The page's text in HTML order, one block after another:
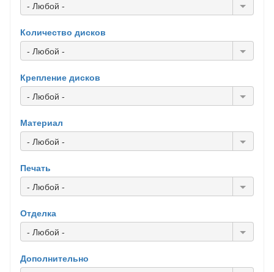
- Любой -
Количество дисков
- Любой -
Крепление дисков
- Любой -
Материал
- Любой -
Печать
- Любой -
Отделка
- Любой -
Дополнительно